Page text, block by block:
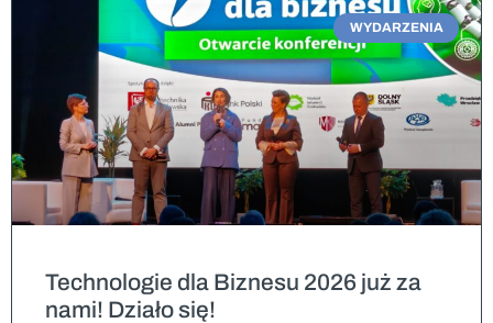
WYDARZENIA
Technologie dla Biznesu 2026 już za
nami! Działo się!